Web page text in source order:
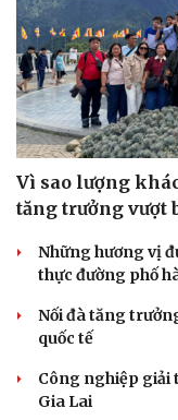
check-in
Vì sao lượng
tăng trưởng vượt
Những hương vị
thực đường phố
Nối đà tăng
quốc tế
Công nghiệp giải
Gia Lai